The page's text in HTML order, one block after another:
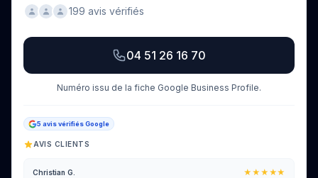
199 avis vérifiés
04 51 26 16 70
Numéro issu de la fiche Google Business Profile.
5 avis vérifiés Google
AVIS CLIENTS
Christian G.
★★★★★